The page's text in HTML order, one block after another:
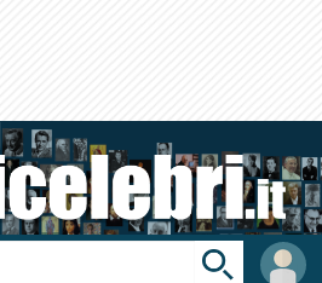
User
area
Toggle
search
bar